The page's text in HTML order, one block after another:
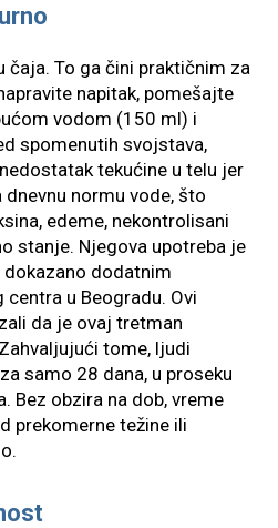
čaja. To ga čini praktičnim za
napitak, pomešajte
vodom (150 ml) i
spomenutih svojstava,
tekućine u telu jer
normu vode, što
edeme, nekontrolisani
stanje. Njegova upotreba je
dodatnim
u Beogradu. Ovi
da je ovaj tretman
tome, ljudi
samo 28 dana, u proseku
Bez obzira na dob, vreme
prekomerne težine ili